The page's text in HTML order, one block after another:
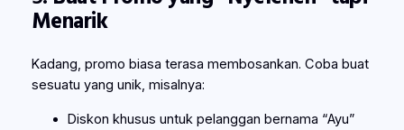
Menarik
Kadang, promo biasa terasa membosankan. Coba buat
sesuatu yang unik, misalnya:
Diskon khusus untuk pelanggan bernama “Ayu”